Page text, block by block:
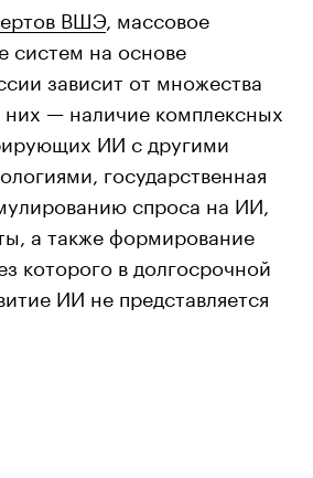
ВШЭ, массовое
систем на основе
зависит от множества
— наличие комплексных
ИИ с другими
государственная
спроса на ИИ,
а также формирование
которого в долгосрочной
ИИ не представляется